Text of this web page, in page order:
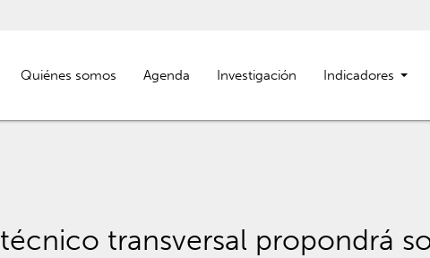
Quiénes somos Agenda Investigación Indicadores
transversal propondrá